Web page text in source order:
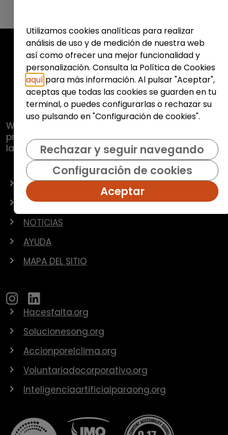
Web de
pretende promover y fomentar la inclusión
laboral de colectivos vulnerables.
OFERTAS
EMPRESAS
NOTICIAS
AYUDA
MAPA DEL SITIO
Hacesfalta.org
Solucionesong.org
Accionporelclima.org
Voluntariadocorporativo.org
Inteligenciaartificialparaong.org
Utilizamos cookies analíticas para realizar
análisis de uso y de medición de nuestra web
así como ofrecer una mejor funcionalidad y
personalización. Consulta la Política de Cookies
aquí para más información. Al pulsar "Aceptar",
aceptas que todas las cookies se guarden en tu
terminal, o puedes configurarlas o rechazar su
uso pulsando en "Configuración de cookies".
Rechazar y seguir navegando
Configuración de cookies
Aceptar